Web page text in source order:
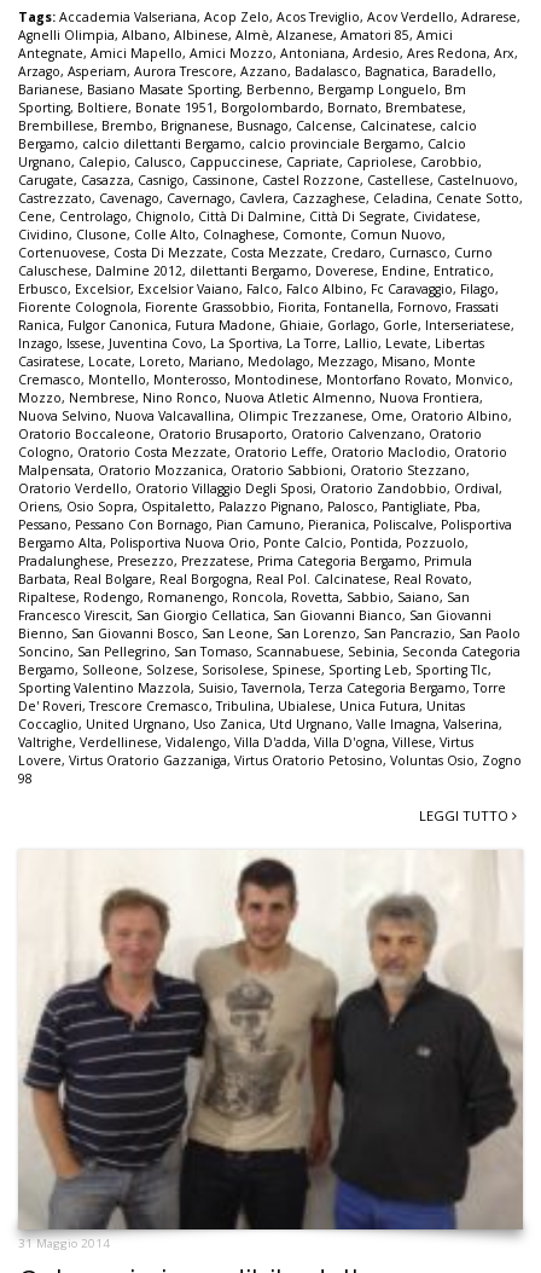
Tags: Accademia Valseriana, Acop Zelo, Acos Treviglio, Acov Verdello, Adrarese,
Agnelli Olimpia, Albano, Albinese, Almè, Alzanese, Amatori 85, Amici
Antegnate, Amici Mapello, Amici Mozzo, Antoniana, Ardesio, Ares Redona, Arx,
Arzago, Asperiam, Aurora Trescore, Azzano, Badalasco, Bagnatica, Baradello,
Barianese, Basiano Masate Sporting, Berbenno, Bergamp Longuelo, Bm
Sporting, Boltiere, Bonate 1951, Borgolombardo, Bornato, Brembatese,
Brembillese, Brembo, Brignanese, Busnago, Calcense, Calcinatese, calcio
Bergamo, calcio dilettanti Bergamo, calcio provinciale Bergamo, Calcio
Urgnano, Calepio, Calusco, Cappuccinese, Capriate, Capriolese, Carobbio,
Carugate, Casazza, Casnigo, Cassinone, Castel Rozzone, Castellese, Castelnuovo,
Castrezzato, Cavenago, Cavernago, Cavlera, Cazzaghese, Celadina, Cenate Sotto,
Cene, Centrolago, Chignolo, Città Di Dalmine, Città Di Segrate, Cividatese,
Cividino, Clusone, Colle Alto, Colnaghese, Comonte, Comun Nuovo,
Cortenuovese, Costa Di Mezzate, Costa Mezzate, Credaro, Curnasco, Curno
Caluschese, Dalmine 2012, dilettanti Bergamo, Doverese, Endine, Entratico,
Erbusco, Excelsior, Excelsior Vaiano, Falco, Falco Albino, Fc Caravaggio, Filago,
Fiorente Colognola, Fiorente Grassobbio, Fiorita, Fontanella, Fornovo, Frassati
Ranica, Fulgor Canonica, Futura Madone, Ghiaie, Gorlago, Gorle, Interseriatese,
Inzago, Issese, Juventina Covo, La Sportiva, La Torre, Lallio, Levate, Libertas
Casiratese, Locate, Loreto, Mariano, Medolago, Mezzago, Misano, Monte
Cremasco, Montello, Monterosso, Montodinese, Montorfano Rovato, Monvico,
Mozzo, Nembrese, Nino Ronco, Nuova Atletic Almenno, Nuova Frontiera,
Nuova Selvino, Nuova Valcavallina, Olimpic Trezzanese, Ome, Oratorio Albino,
Oratorio Boccaleone, Oratorio Brusaporto, Oratorio Calvenzano, Oratorio
Cologno, Oratorio Costa Mezzate, Oratorio Leffe, Oratorio Maclodio, Oratorio
Malpensata, Oratorio Mozzanica, Oratorio Sabbioni, Oratorio Stezzano,
Oratorio Verdello, Oratorio Villaggio Degli Sposi, Oratorio Zandobbio, Ordival,
Oriens, Osio Sopra, Ospitaletto, Palazzo Pignano, Palosco, Pantigliate, Pba,
Pessano, Pessano Con Bornago, Pian Camuno, Pieranica, Poliscalve, Polisportiva
Bergamo Alta, Polisportiva Nuova Orio, Ponte Calcio, Pontida, Pozzuolo,
Pradalunghese, Presezzo, Prezzatese, Prima Categoria Bergamo, Primula
Barbata, Real Bolgare, Real Borgogna, Real Pol. Calcinatese, Real Rovato,
Ripaltese, Rodengo, Romanengo, Roncola, Rovetta, Sabbio, Saiano, San
Francesco Virescit, San Giorgio Cellatica, San Giovanni Bianco, San Giovanni
Bienno, San Giovanni Bosco, San Leone, San Lorenzo, San Pancrazio, San Paolo
Soncino, San Pellegrino, San Tomaso, Scannabuese, Sebinia, Seconda Categoria
Bergamo, Solleone, Solzese, Sorisolese, Spinese, Sporting Leb, Sporting Tlc,
Sporting Valentino Mazzola, Suisio,Tavernola,Terza Categoria Bergamo,Torre
De' Roveri,Trescore Cremasco,Tribulina, Ubialese, Unica Futura, Unitas
Coccaglio, United Urgnano, Uso Zanica, Utd Urgnano, Valle Imagna, Valserina,
Valtrighe, Verdellinese, Vidalengo, Villa D'adda, Villa D'ogna, Villese, Virtus
Lovere, Virtus Oratorio Gazzaniga, Virtus Oratorio Petosino, Voluntas Osio, Zogno
98
LEGGI TUTTO
31 Maggio 2014